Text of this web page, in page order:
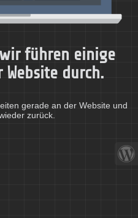
führen einige
durch.
gerade an der Website und
zurück.